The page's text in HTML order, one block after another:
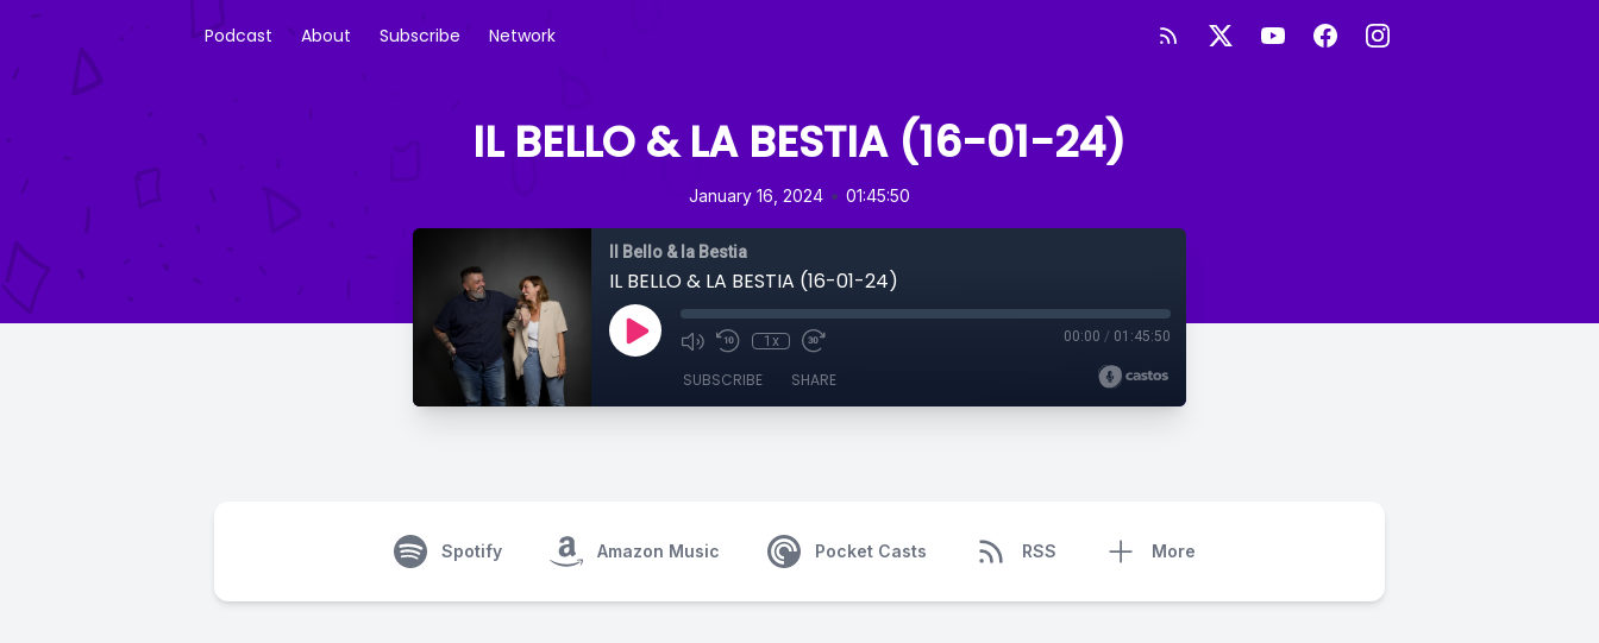
Podcast About Subscribe Network
IL BELLO & LA BESTIA (16-01-24)
January 16, 2024 • 01:45:50
Il Bello & la Bestia
IL BELLO & LA BESTIA (16-01-24)
1x 00:00 / 01:45:50
SUBSCRIBE SHARE
Spotify Amazon Music Pocket Casts RSS More